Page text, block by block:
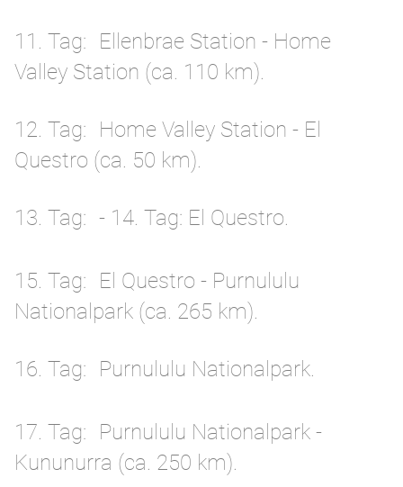
11. Tag
Ellenbrae Station - Home
Valley Station (ca. 110 km).
12. Tag
Home Valley Station - El
Questro (ca. 50 km).
13. Tag - 14. Tag: El Questro.
15. Tag
El Questro - Purnululu
Nationalpark (ca. 265 km).
16. Tag Purnululu Nationalpark.
17. Tag
Purnululu Nationalpark -
Kununurra (ca. 250 km).